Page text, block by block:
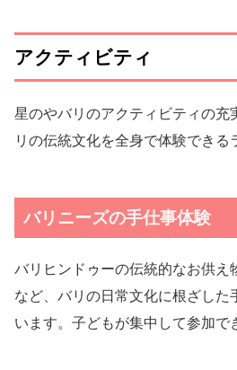
アクティビティ
星のやバリのアクティビティの充
リの伝統文化を全身で体験できる
バリニーズの手仕事体験
バリヒンドゥーの伝統的なお供え
など、バリの日常文化に根ざした
います。子どもが集中して参加で